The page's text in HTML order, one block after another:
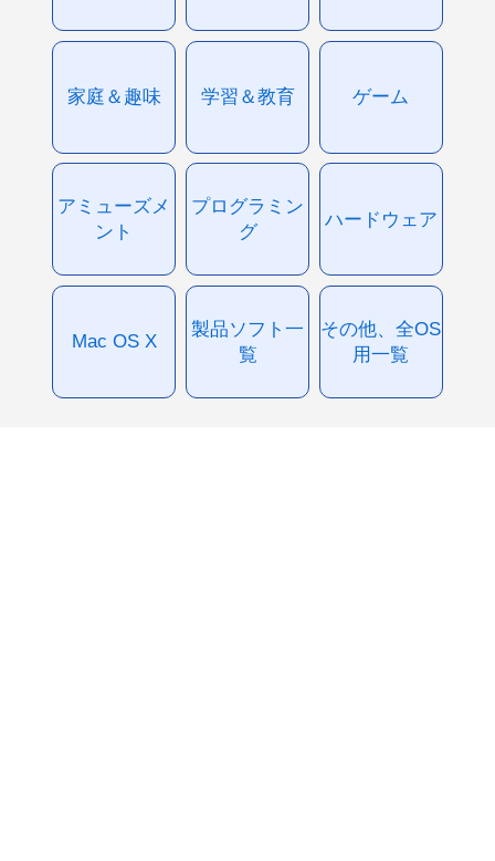
家庭＆趣味 学習＆教育 ゲーム
アミューズメ
ント
プログラミン
グ
ハードウェア
Mac OS X
製品ソフト一
覧
その他、全OS
用一覧